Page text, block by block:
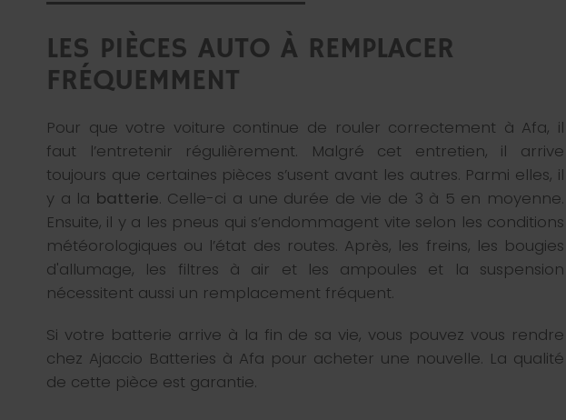
LES PIÈCES AUTO À REMPLACER
FRÉQUEMMENT
Pour que votre voiture continue de rouler correctement à Afa, il
faut l’entretenir régulièrement. Malgré cet entretien, il arrive
toujours que certaines pièces s’usent avant les autres. Parmi elles, il
y a la batterie. Celle-ci a une durée de vie de 3 à 5 en moyenne.
Ensuite, il y a les pneus qui s’endommagent vite selon les conditions
météorologiques ou l’état des routes. Après, les freins, les bougies
d'allumage, les filtres à air et les ampoules et la suspension
nécessitent aussi un remplacement fréquent.
Si votre batterie arrive à la fin de sa vie, vous pouvez vous rendre
chez Ajaccio Batteries à Afa pour acheter une nouvelle. La qualité
de cette pièce est garantie.